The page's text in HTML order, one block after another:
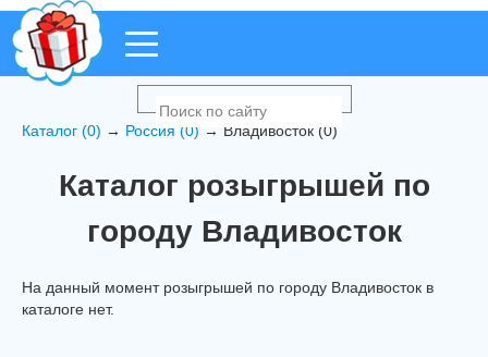
Каталог (0) → Россия (0) → Владивосток (0)
Каталог розыгрышей по
городу Владивосток
На данный момент розыгрышей по городу Владивосток в
каталоге нет.